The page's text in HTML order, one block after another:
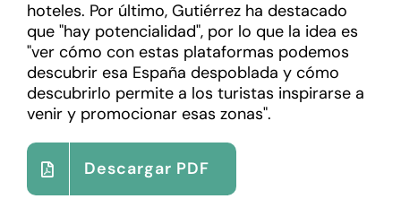
hoteles. Por último, Gutiérrez ha destacado
que "hay potencialidad", por lo que la idea es
"ver cómo con estas plataformas podemos
descubrir esa España despoblada y cómo
descubrirlo permite a los turistas inspirarse a
venir y promocionar esas zonas".
Descargar PDF